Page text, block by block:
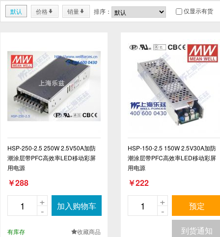
默认 价格* 销量* 排序： 仅显示有货
HSP-250-2.5 250W 2.5V50A加防
潮涂层带PFC高效率LED移动彩屏
用电源
￥288
-
+ 加入购物车
有库存 .收藏商品
HSP-150-2.5 150W 2.5V30A加防
潮涂层带PFC高效率LED移动彩屏
用电源
￥222
-
+ 预定
到货通知